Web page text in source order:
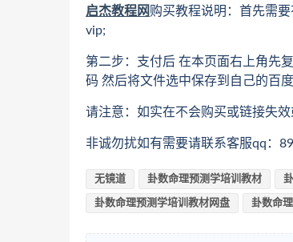
启杰教程网购买教程说明：首先需
vip;
第二步：支付后 在本页面右上角先
码 然后将文件选中保存到自己的百
请注意：如实在不会购买或链接失
非诚勿扰如有需要请联系客服qq：
无镜道 卦数命理预测学培训教材
卦数命理预测学培训教材网盘 卦数命